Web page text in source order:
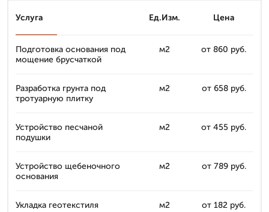
Услуга Ед.Изм. Цена
Подготовка основания под
мощение брусчаткой
м2 от 860 руб.
Разработка грунта под
тротуарную плитку
м2 от 658 руб.
Устройство песчаной
подушки
м2 от 455 руб.
Устройство щебеночного
основания
м2 от 789 руб.
Укладка геотекстиля м2 от 182 руб.